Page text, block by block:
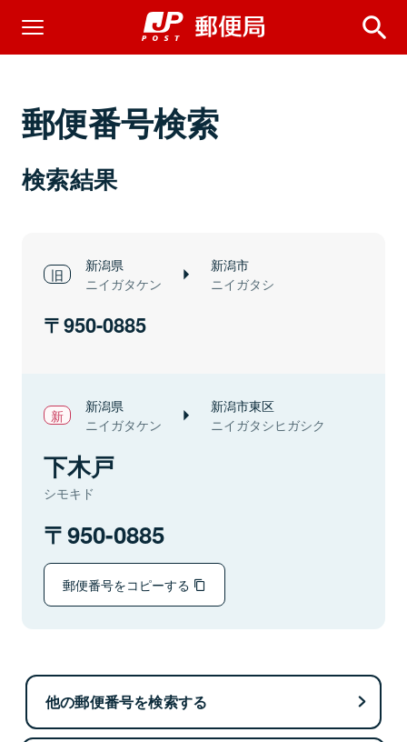
郵便番号検索
検索結果
新潟県
ニイガタケン
新潟市
ニイガタシ
950-0885
新潟県
ニイガタケン
新潟市東区
ニイガタシヒガシク
下木戸
シモキド
950-0885
郵便番号をコピーする
他の郵便番号を検索する